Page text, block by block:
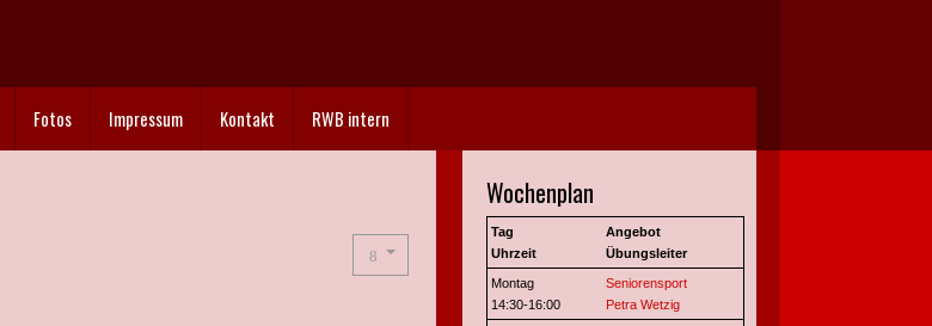
Fotos Impressum Kontakt RWB intern
Wochenplan
Tag
Uhrzeit
Angebot
Übungsleiter
Montag
14:30-16:00
Seniorensport
Petra Wetzig